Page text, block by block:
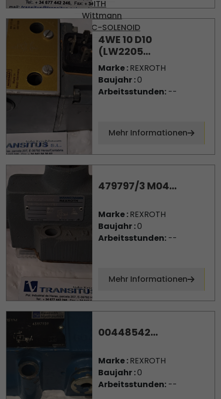
VOITH
Wittmann
YPC-SOLENOID
4WE 10 D10
(LW2205...
Marke :REXROTH
Baujahr :0
Arbeitsstunden:--
Mehr Informationen
479797/3 M04...
Marke :REXROTH
Baujahr :0
Arbeitsstunden:--
Mehr Informationen
00448542...
Marke :REXROTH
Baujahr :0
Arbeitsstunden:--